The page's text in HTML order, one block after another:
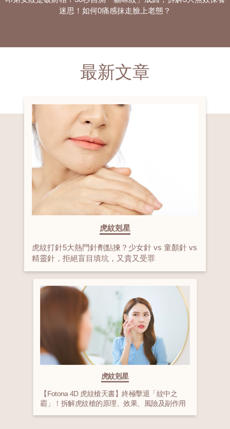
迷思！如何0痛感抹走臉上老態？
最新文章
虎紋剋星
虎紋打針5大熱門針劑點揀？少女針 vs 童顏針 vs
精靈針，拒絕盲目填坑，又貴又受罪
虎紋剋星
【Fotona 4D 虎紋槍天書】終極擊退「紋中之
霸」！拆解虎紋槍的原理、效果、風險及副作用